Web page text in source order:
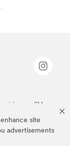
site
advertisements
von 3M.